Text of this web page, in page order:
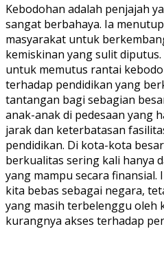
Kebodohan adalah penjajah
sangat berbahaya. Ia
masyarakat untuk
kemiskinan yang sulit
untuk memutus rantai
terhadap pendidikan yang
tantangan bagi sebagian
anak-anak di pedesaan yang
jarak dan keterbatasan
pendidikan. Di kota-kota
berkualitas sering kali hanya
yang mampu secara
kita bebas sebagai negara,
yang masih terbelenggu oleh
kurangnya akses terhadap